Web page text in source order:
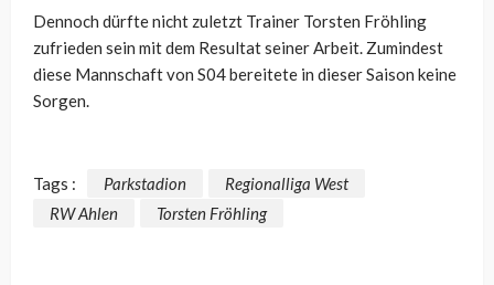
Dennoch dürfte nicht zuletzt Trainer Torsten Fröhling
zufrieden sein mit dem Resultat seiner Arbeit. Zumindest
diese Mannschaft von S04 bereitete in dieser Saison keine
Sorgen.
Tags : Parkstadion
Regionalliga West
RW Ahlen
Torsten Fröhling